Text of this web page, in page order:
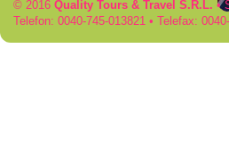
© 2016 Quality Tours & Travel S.R.L. •
Telefon: 0040-745-013821 • Telefax: